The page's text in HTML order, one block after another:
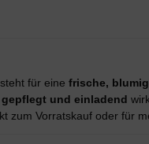
steht für einefrische,
und einladend
zum Vorratskauf oder für